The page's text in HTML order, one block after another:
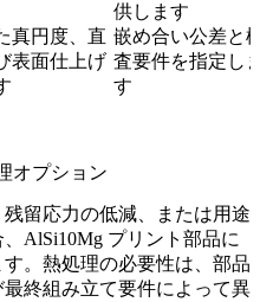
供します
真円度、直
表面仕上げ
嵌め合い公差と
査要件を指定し
す
オプション
留応力の低減、または用途
AlSi10Mg プリント部品に
。熱処理の必要性は、部品
終組み立て要件によって異